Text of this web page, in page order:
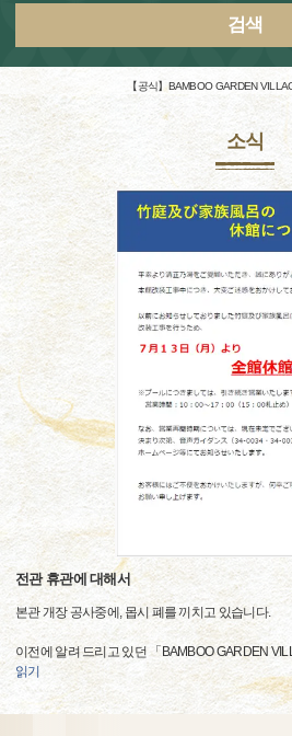
검색
【공식】BAMBOO GARDEN
소식
전관 휴관에 대해서
본관 개장 공사중에, 몹시 폐를 끼치고 있습니다.
이전에 알려 드리고 있던 「BAMBOO GARDEN
읽기